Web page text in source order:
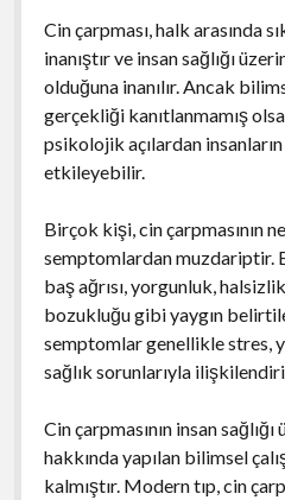
Cin çarpması, halk arasında
inanıştır ve insan sağlığı
olduğuna inanılır. Ancak
gerçekliği kanıtlanmamış
psikolojik açılardan insanların
etkileyebilir.
Birçok kişi, cin çarpmasının
semptomlardan muzdariptir.
baş ağrısı, yorgunluk,
bozukluğu gibi yaygın
semptomlar genellikle stres,
sağlık sorunlarıyla
Cin çarpmasının insan
hakkında yapılan bilimsel
kalmıştır. Modern tıp, cin